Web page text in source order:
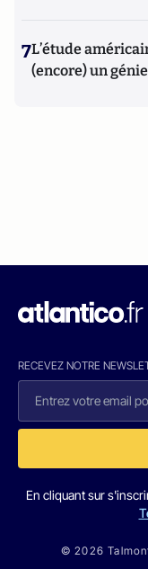
7L’étude
(encore) un
RECEVEZ NOTRE
En cliquant sur
© 2026